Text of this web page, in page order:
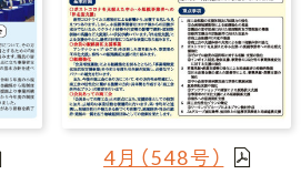
4月（548号）